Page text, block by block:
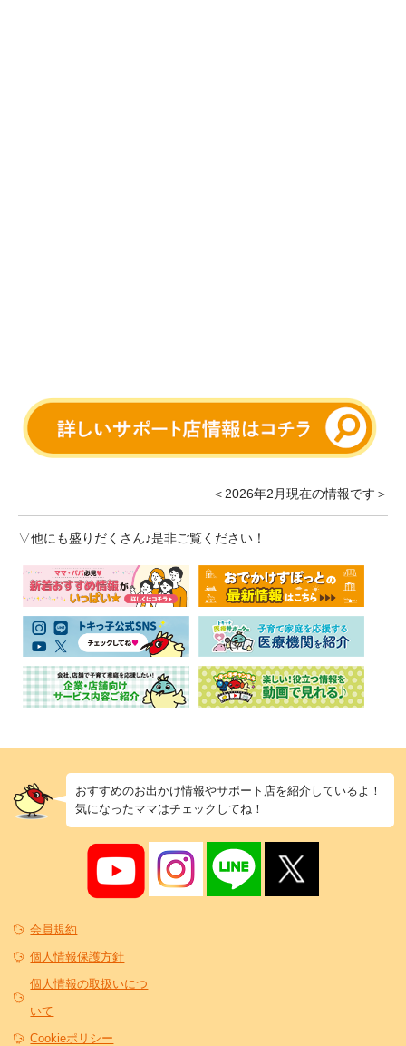
＜2026年2月現在の情報です＞
▽他にも盛りだくさん♪是非ご覧ください！
おすすめのお出かけ情報やサポート店を紹介しているよ！
気になったママはチェックしてね！
会員規約
個人情報保護方針
個人情報の取扱いにつ
いて
Cookieポリシー